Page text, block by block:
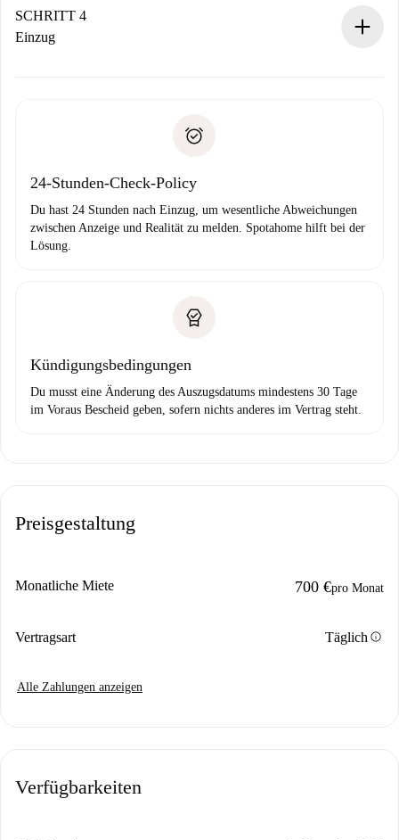
stellen den Kontakt her.
Wenn der Vermieter ablehnen muss, entstehen keine
SCHRITT 4
Einzug
24-Stunden-Check-Policy
Du hast 24 Stunden nach Einzug, um wesentliche Abweichungen
zwischen Anzeige und Realität zu melden. Spotahome hilft bei der
Lösung.
Kündigungsbedingungen
Du musst eine Änderung des Auszugsdatums mindestens 30 Tage
im Voraus Bescheid geben, sofern nichts anderes im Vertrag steht.
Preisgestaltung
Monatliche Miete 700 €pro Monat
Vertragsart Täglich info
Alle Zahlungen anzeigen
Verfügbarkeiten